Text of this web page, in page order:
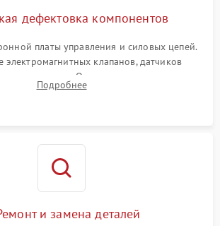
дефектовка компонентов
платы управления и силовых цепей.
электромагнитных клапанов, датчиков
и расходомера. Оценка степени износа
уплотнительных колец гидросистемы
Подробнее
и замена деталей